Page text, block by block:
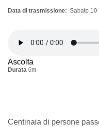
Data di trasmissione Sabato 10
Ascolta
Durata 6m
Centinaia di persone